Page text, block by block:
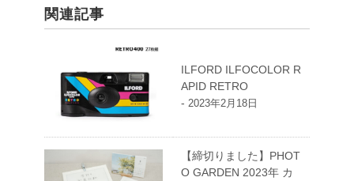
関連記事
ILFORD ILFOCOLOR R
APID RETRO
- 2023年2月18日
【締切りました】PHOT
O GARDEN 2023年 カ